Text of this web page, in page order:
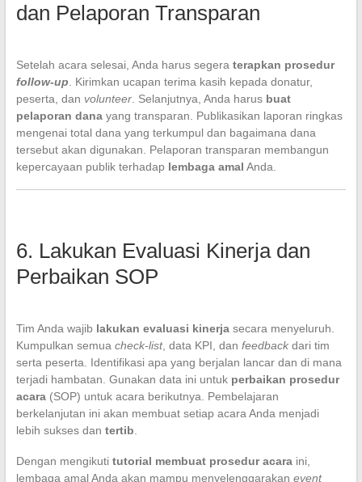
dan Pelaporan Transparan
Setelah acara selesai, Anda harus segera terapkan prosedur
follow-up . Kirimkan ucapan terima kasih kepada donatur,
peserta, dan volunteer. Selanjutnya, Anda harus buat
pelaporan danayang transparan. Publikasikan laporan ringkas
mengenai total dana yang terkumpul dan bagaimana dana
tersebut akan digunakan. Pelaporan transparan membangun
kepercayaan publik terhadap lembaga amal Anda.
6. Lakukan Evaluasi Kinerja dan
Perbaikan SOP
Tim Anda wajib lakukan evaluasi kinerjasecara menyeluruh.
Kumpulkan semua check-list, data KPI, dan feedbackdari tim
serta peserta. Identifikasi apa yang berjalan lancar dan di mana
terjadi hambatan. Gunakan data ini untuk perbaikan prosedur
acara(SOP) untuk acara berikutnya. Pembelajaran
berkelanjutan ini akan membuat setiap acara Anda menjadi
lebih sukses dan tertib
Dengan mengikuti tutorial membuat prosedur acaraini,
lembaga amal Anda akan mampu menyelenggarakan event